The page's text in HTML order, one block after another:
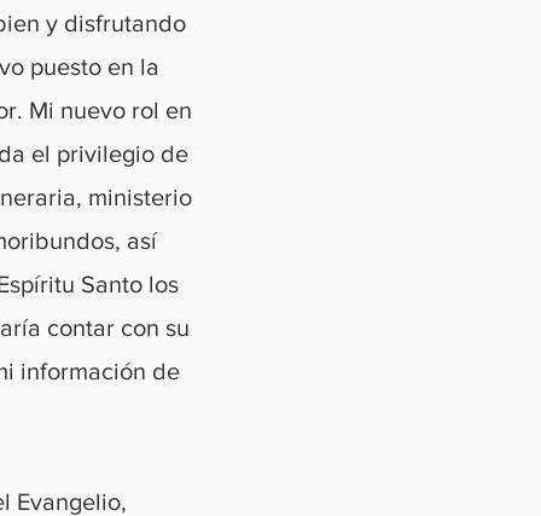
y disfrutando
puesto en la
Mi nuevo rol en
el privilegio de
ministerio
así
Santo los
contar con su
información de
Evangelio,